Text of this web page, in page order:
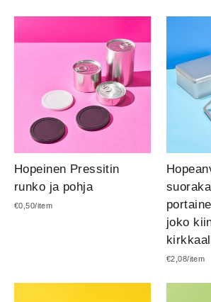
Hopeinen Pressitin
runko ja pohja
€0,50/item
joko
€2,08/item